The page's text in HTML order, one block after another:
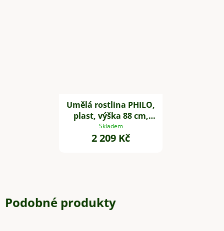
Umělá rostlina PHILO,
plast, výška 88 cm,
zelená
Skladem
2 209 Kč
Podobné produkty